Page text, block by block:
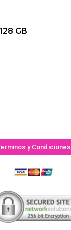
GB
y Condiciones